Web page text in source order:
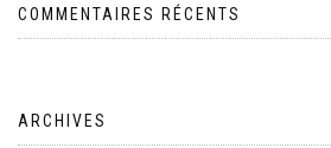
COMMENTAIRES RÉCENTS
ARCHIVES